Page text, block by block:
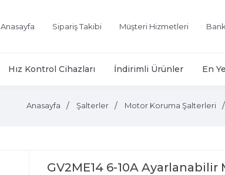
Anasayfa Sipariş Takibi Müşteri Hizmetleri
Hız Kontrol Cihazları İndirimli Ürünler En
Anasayfa Şalterler Motor Koruma Şalterleri
GV2ME14 6-10A